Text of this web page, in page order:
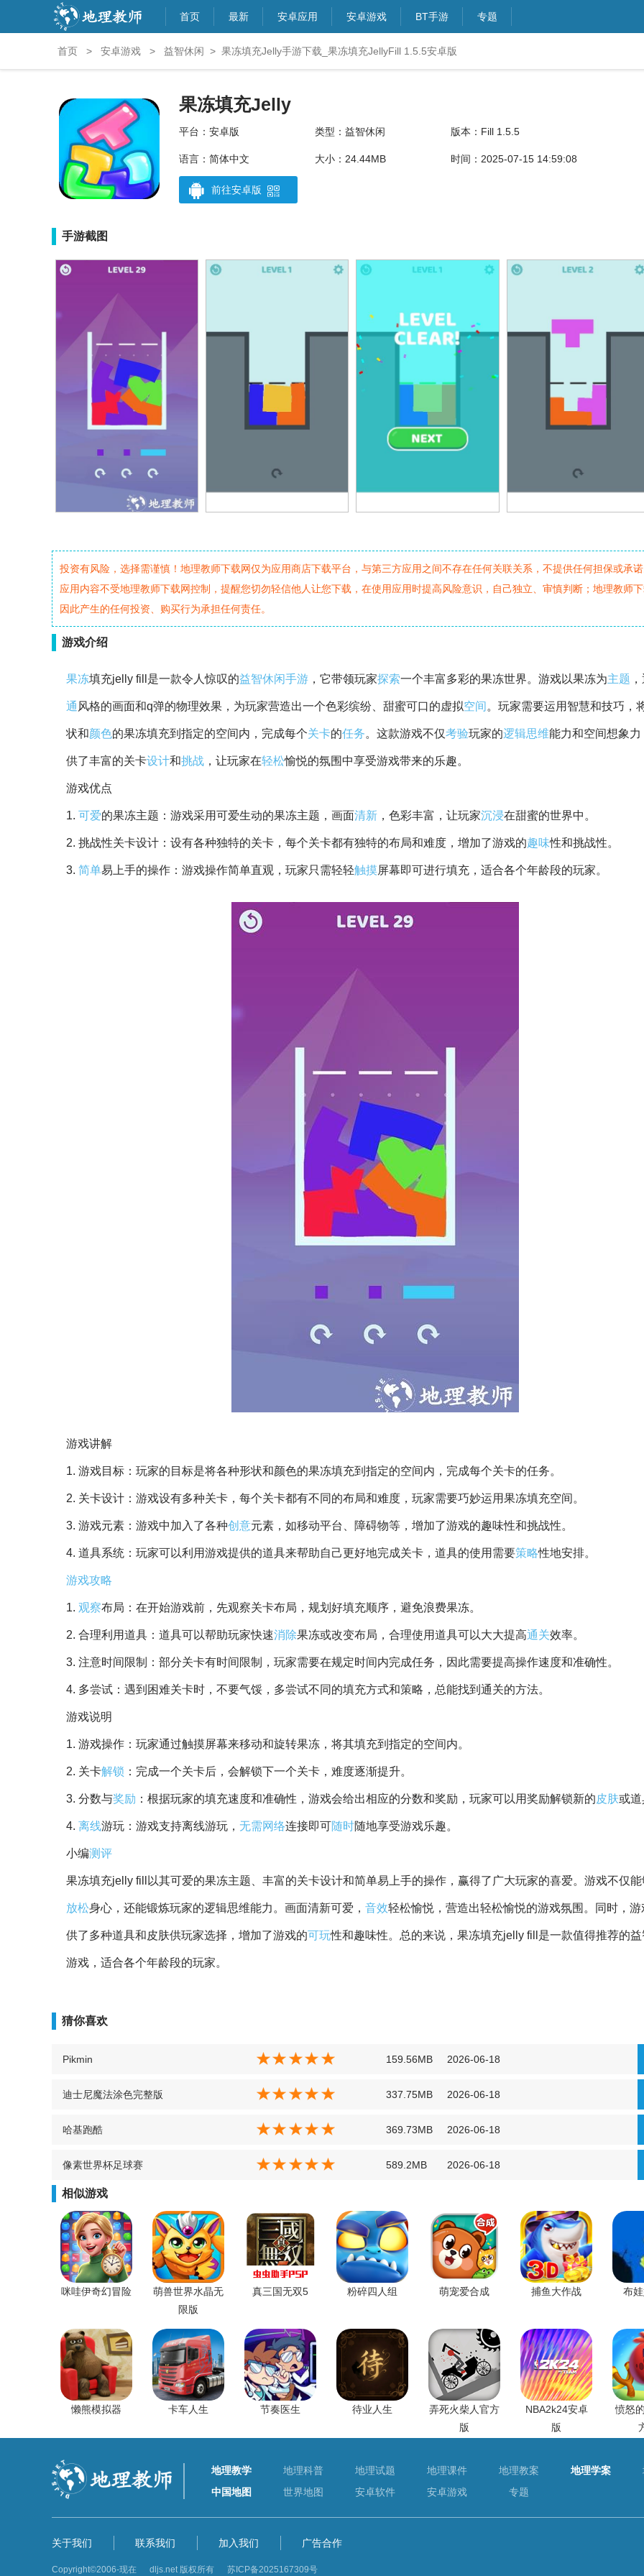
首页 最新 安卓应用 安卓游戏 BT手游 专题
首页 > 安卓游戏 > 益智休闲 > 果冻填充Jelly手游下载_果冻填充JellyFill 1.5.5安卓版
果冻填充Jelly
平台：安卓版 类型：益智休闲 版本：Fill 1.5.5
语言：简体中文 大小：24.44MB 时间：2025-07-15 14:59:08
前往安卓版
手游截图
投资有风险，选择需谨慎！地理教师下载网仅为应用商店下载平台，与第三方应用之间不存在任何关联关系，不提供任何担保或承
应用内容不受地理教师下载网控制，提醒您切勿轻信他人让您下载，在使用应用时提高风险意识，自己独立、审慎判断；地理教师
因此产生的任何投资、购买行为承担任何责任。
游戏介绍
果冻填充jelly fill是一款令人惊叹的益智休闲手游 ，它带领玩家探索一个丰富多彩的果冻世界。游戏以果冻为主题
通 风格的画面和q弹的物理效果，为玩家营造出一个色彩缤纷、甜蜜可口的虚拟空间 。玩家需要运用智慧和技巧，
状和颜色的果冻填充到指定的空间内，完成每个关卡的任务。这款游戏不仅考验玩家的逻辑思维能力和空间想象力
供了丰富的关卡设计和挑战 ，让玩家在轻松愉悦的氛围中享受游戏带来的乐趣。
游戏优点
1. 可爱的果冻主题：游戏采用可爱生动的果冻主题，画面清新 ，色彩丰富，让玩家沉浸在甜蜜的世界中。
2. 挑战性关卡设计：设有各种独特的关卡，每个关卡都有独特的布局和难度，增加了游戏的趣味性和挑战性。
3. 简单易上手的操作：游戏操作简单直观，玩家只需轻轻触摸屏幕即可进行填充，适合各个年龄段的玩家。
游戏讲解
1. 游戏目标：玩家的目标是将各种形状和颜色的果冻填充到指定的空间内，完成每个关卡的任务。
2. 关卡设计：游戏设有多种关卡，每个关卡都有不同的布局和难度，玩家需要巧妙运用果冻填充空间。
3. 游戏元素：游戏中加入了各种创意元素，如移动平台、障碍物等，增加了游戏的趣味性和挑战性。
4. 道具系统：玩家可以利用游戏提供的道具来帮助自己更好地完成关卡，道具的使用需要策略性地安排。
游戏攻略
1. 观察布局：在开始游戏前，先观察关卡布局，规划好填充顺序，避免浪费果冻。
2. 合理利用道具：道具可以帮助玩家快速消除果冻或改变布局，合理使用道具可以大大提高通关效率。
3. 注意时间限制：部分关卡有时间限制，玩家需要在规定时间内完成任务，因此需要提高操作速度和准确性。
4. 多尝试：遇到困难关卡时，不要气馁，多尝试不同的填充方式和策略，总能找到通关的方法。
游戏说明
1. 游戏操作：玩家通过触摸屏幕来移动和旋转果冻，将其填充到指定的空间内。
2. 关卡解锁 ：完成一个关卡后，会解锁下一个关卡，难度逐渐提升。
3. 分数与奖励 ：根据玩家的填充速度和准确性，游戏会给出相应的分数和奖励，玩家可以用奖励解锁新的皮肤或道
4. 离线游玩：游戏支持离线游玩， 无需网络连接即可随时随地享受游戏乐趣。
小编测评
果冻填充jelly fill以其可爱的果冻主题、丰富的关卡设计和简单易上手的操作，赢得了广大玩家的喜爱。游戏不仅能
放松身心，还能锻炼玩家的逻辑思维能力。画面清新可爱， 音效轻松愉悦，营造出轻松愉悦的游戏氛围。同时，游
供了多种道具和皮肤供玩家选择，增加了游戏的可玩性和趣味性。总的来说，果冻填充jelly fill是一款值得推荐的益
游戏，适合各个年龄段的玩家。
猜你喜欢
Pikmin 159.56MB 2026-06-18
迪士尼魔法涂色完整版 337.75MB 2026-06-18
哈基跑酷 369.73MB 2026-06-18
像素世界杯足球赛 589.2MB 2026-06-18
相似游戏
咪哇伊奇幻冒险
萌兽世界水晶无
限版
真三国无双5 粉碎四人组 萌宠爱合成 捕鱼大作战 布
懒熊模拟器 卡车人生 节奏医生 待业人生
弄死火柴人官方
版
NBA2k24安卓
版
愤怒
地理教学 地理科普 地理试题 地理课件 地理教案 地理学案
中国地图
世界地图 安卓软件 安卓游戏 专题
关于我们 联系我们 加入我们 广告合作
Copyright©2006-现在 dljs.net 版权所有 苏ICP备2025167309号